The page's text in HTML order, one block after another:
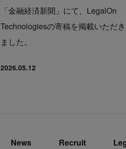
「金融経済新聞」にて、LegalOn
Technologiesの寄稿を掲載いただき
ました。
2026.05.12
News Recruit